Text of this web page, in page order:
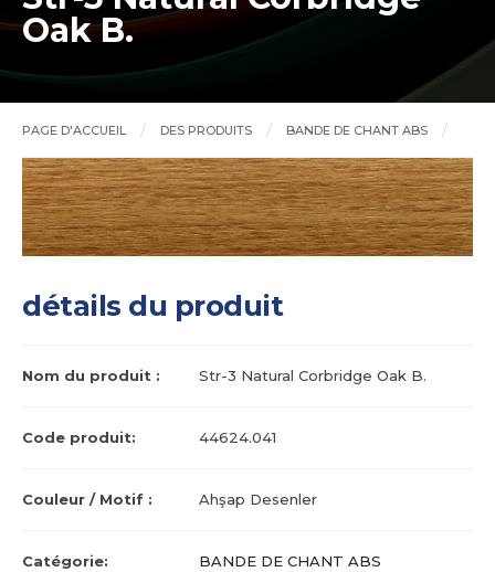
Oak B.
PAGE D'ACCUEIL DES PRODUITS BANDE DE CHANT ABS
Str-3 Natural Corbridge Oak B.
détails du produit
Nom du produit : Str-3 Natural Corbridge Oak B.
Code produit: 44624.041
Couleur / Motif : Ahşap Desenler
Catégorie: BANDE DE CHANT ABS